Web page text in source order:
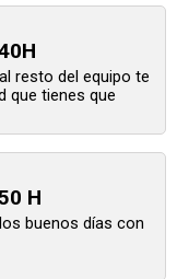
resto del equipo te
que tienes que
H
buenos días con